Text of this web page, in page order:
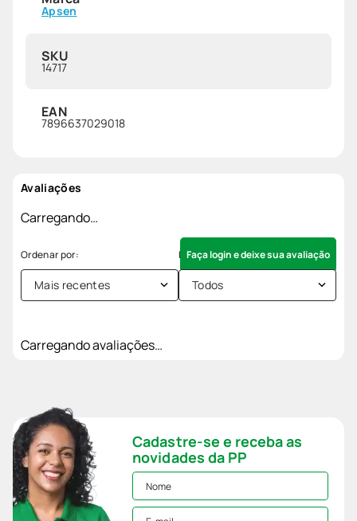
Apsen
SKU
14717
EAN
7896637029018
Avaliações
Carregando…
Faça login e deixe sua avaliação
Mais recentes Todos
Carregando avaliações…
Cadastre-se e receba as
novidades da PP